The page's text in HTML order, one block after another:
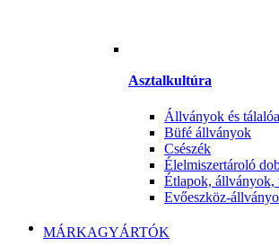
Asztalkultúra
Állványok és
Büfé állványok
Csészék
Élelmiszertároló
Étlapok, állványok,
Evőeszköz-
MÁRKAGYÁRTÓK